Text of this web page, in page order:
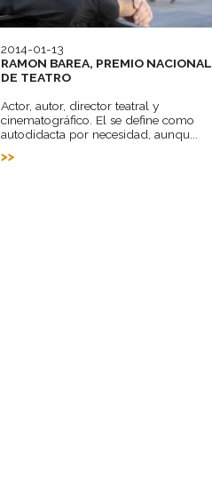
2014-01-13
RAMON BAREA, PREMIO NACIONAL
DE TEATRO
Actor, autor, director teatral y
cinematográfico. El se define como
autodidacta por necesidad, aunqu...